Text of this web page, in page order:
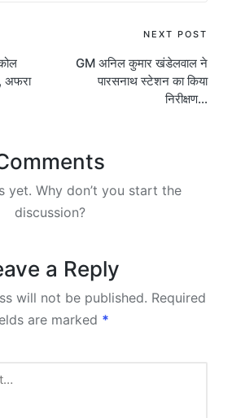
अफरा
NEXT POST
GM अनिल कुमार खंडेलवाल ने
पारसनाथ स्टेशन का किया
निरीक्षण…
yet. Why don’t you start the
discussion?
a Reply
will not be published. Required
are marked *